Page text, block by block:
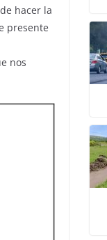
hacer la
presente
nos